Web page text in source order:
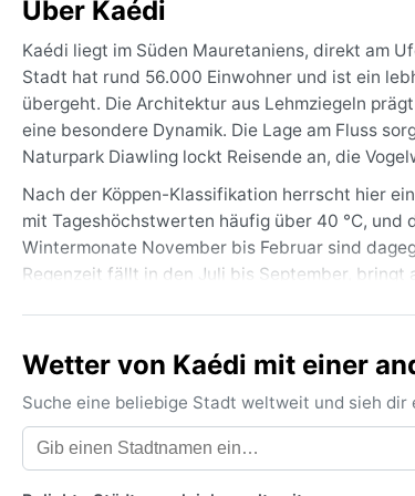
Über Kaédi
Kaédi liegt im Süden Mauretaniens, direkt am
Stadt hat rund 56.000 Einwohner und ist ein
übergeht. Die Architektur aus Lehmziegeln
eine besondere Dynamik. Die Lage am Fluss
Naturpark Diawling lockt Reisende an, die
Nach der Köppen-Klassifikation herrscht hier
mit Tageshöchstwerten häufig über 40 °C,
Wintermonate November bis Februar sind
Regenzeit fällt in den Juli bis September,
Die beste Reisezeit ist der Winter von
Wetterphänomen ist der Harmattan, ein
Trübung sorgt und die Temperaturen spürbar
Überschwemmungen entlang des Flusses.
bei klarem Himmel und angenehmer Wärme
Wetter von Kaédi mit einer
Suche eine beliebige Stadt weltweit und sieh dir